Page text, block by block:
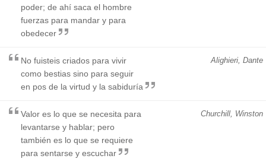
poder; de ahí saca el hombre
fuerzas para mandar y para
obedecer
Alighieri, Dante
No fuisteis criados para vivir
como bestias sino para seguir
en pos de la virtud y la sabiduría
Churchill, Winston
Valor es lo que se necesita para
levantarse y hablar; pero
también es lo que se requiere
para sentarse y escuchar